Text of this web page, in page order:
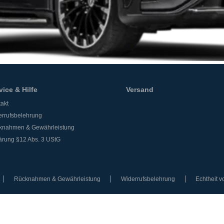
& Hilfe
& Gewährleistung
§12 Abs. 3 UStG
Versand
Rücknahmen & Gewährleistung Widerrufsbelehrung Echtheit